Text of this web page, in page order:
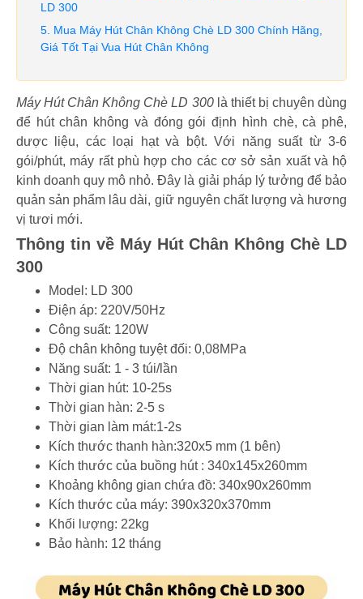
LD 300
Mua Máy Hút Chân Không Chè LD 300 Chính Hãng,
Giá Tốt Tại Vua Hút Chân Không
Máy Hút Chân Không Chè LD 300là thiết bị chuyên dùng
để hút chân không và đóng gói định hình chè, cà phê,
dược liệu, các loại hạt và bột. Với năng suất từ 3-6
gói/phút, máy rất phù hợp cho các cơ sở sản xuất và hộ
kinh doanh quy mô nhỏ. Đây là giải pháp lý tưởng để bảo
quản sản phẩm lâu dài, giữ nguyên chất lượng và hương
vị tươi mới.
Thông tin về Máy Hút Chân Không Chè LD
300
Model: LD 300
Điện áp: 220V/50Hz
Công suất: 120W
Độ chân không tuyệt đối: 0,08MPa
Năng suất: 1 - 3 túi/lần
Thời gian hút: 10-25s
Thời gian hàn: 2-5 s
Thời gian làm mát:1-2s
Kích thước thanh hàn:320x5 mm (1 bên)
Kích thước của buồng hút : 340x145x260mm
Khoảng không gian chứa đồ: 340x90x260mm
Kích thước của máy: 390x320x370mm
Khối lượng: 22kg
Bảo hành: 12 tháng